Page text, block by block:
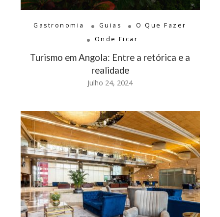
Gastronomia Guias
O Que Fazer
Onde Ficar
Turismo em Angola: Entre a retórica e a
realidade
Julho 24, 2024